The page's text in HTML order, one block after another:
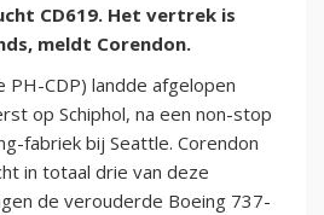
CD619. Het vertrek is
meldt Corendon.
PH-CDP) landde afgelopen
op Schiphol, na een non-stop
fabriek bij Seattle. Corendon
in totaal drie van deze
de verouderde Boeing 737-